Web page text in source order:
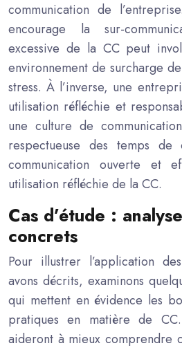
communication de
encourage la sur-
excessive de la CC peut
environnement de surcharge
stress. À l’inverse, une
utilisation réfléchie et
une culture de
respectueuse des temps de
communication ouverte et
utilisation réfléchie de la CC.
Cas d’étude :
concrets
Pour illustrer l’application
avons décrits, examinons
qui mettent en évidence les
pratiques en matière de
aideront à mieux comprendre